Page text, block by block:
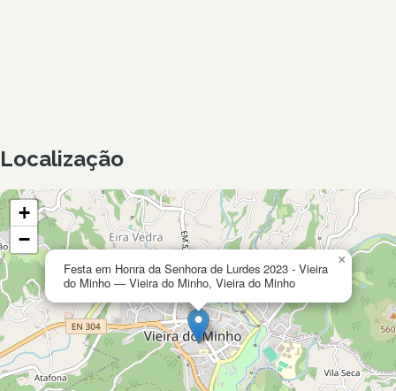
Localização
Festa em Honra da Senhora de Lurdes 2023 - Vieira
do Minho — Vieira do Minho, Vieira do Minho
×
+
−